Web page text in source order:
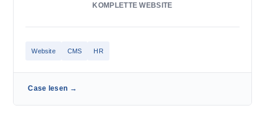
KOMPLETTE WEBSITE
Website CMS HR
Case lesen